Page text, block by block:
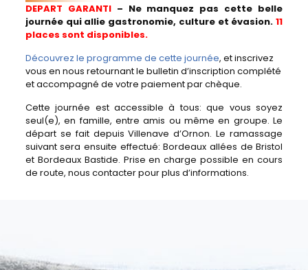
DEPART GARANTI– Ne manquez pas cette belle
journée qui allie gastronomie, culture et évasion.11
places sont disponibles.
Découvrez le programme de cette journée, et inscrivez
vous en nous retournant le bulletin d’inscription complété
et accompagné de votre paiement par chèque.
Cette journée est accessible à tous: que vous soyez
seul(e), en famille, entre amis ou même en groupe. Le
départ se fait depuis Villenave d’Ornon. Le ramassage
suivant sera ensuite effectué: Bordeaux allées de Bristol
et Bordeaux Bastide. Prise en charge possible en cours
de route, nous contacter pour plus d’informations.